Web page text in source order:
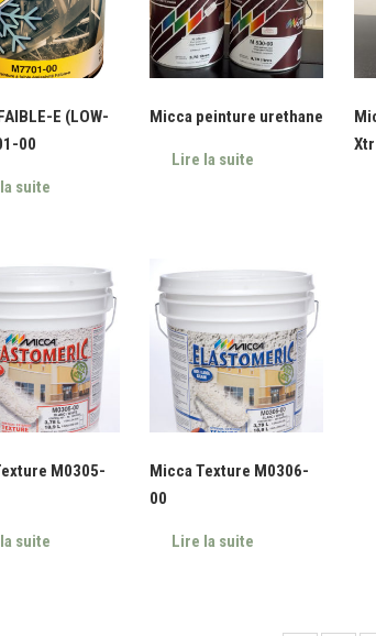
E (LOW-
00
suite
Micca peinture urethane
Lire la suite
M0305-
suite
Micca Texture M0306-
00
Lire la suite